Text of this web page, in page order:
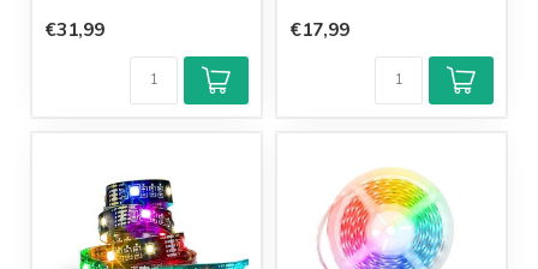
€31,99 €17,99